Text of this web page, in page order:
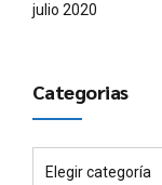
julio 2020
Categorias